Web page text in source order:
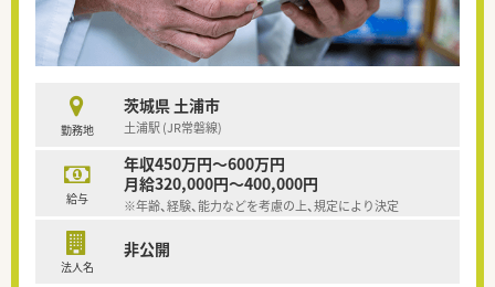
勤務地
茨城県 土浦市
土浦駅 (JR常磐線)
給与
年収450万円～600万円
月給320,000円～400,000円
※年齢、経験、能力などを考慮の上、規定により決定
法人名
非公開